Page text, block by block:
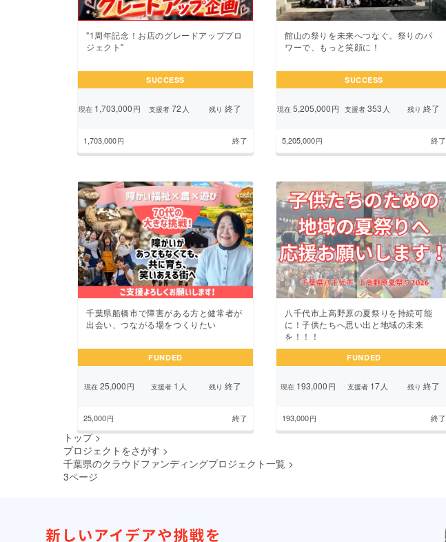
"1周年記念！お店のグレードアッププロ
ジェクト"
SUCCESS
現在1,703,000円 支援者72 人 残り 終了
1,703,000円 終了
館山の祭りを未来へつなぐ。祭りのパ
ワーで、もっと笑顔に！
SUCCESS
現在5,205,000円 支援者 353 人 残り 終了
5,205,000円 終了
千葉県船橋市で障害がある方と健常者が
出会い、つながる場をつくりたい
FUNDED
現在 25,000円 支援者 1 人 残り 終了
25,000円 終了
八千代市上高野原の夏祭りを持続可能
に！子供たちへ思い出と地域の未来
を！！！
FUNDED
現在193,000円 支援者17 人 残り 終了
193,000円 終了
トップ >
プロジェクトをさがす >
千葉県のクラウドファンディングプロジェクト一覧 >
3ページ